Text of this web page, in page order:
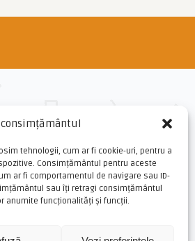
tehnologii, cum ar fi cookie-uri, pentru a
Consimțământul pentru aceste
ar fi comportamentul de navigare sau ID-
sau îți retragi consimțământul
anumite funcționalități și funcții.